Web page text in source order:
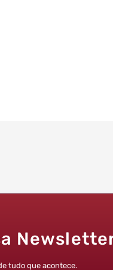
tudo que acontece.